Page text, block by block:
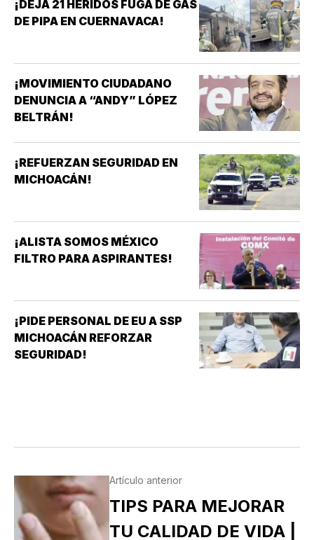
¡DEJA 21 HERIDOS FUGA DE GAS
DE PIPA EN CUERNAVACA!
¡MOVIMIENTO CIUDADANO
DENUNCIA A “ANDY” LÓPEZ
BELTRÁN!
¡REFUERZAN SEGURIDAD EN
MICHOACÁN!
¡ALISTA SOMOS MÉXICO
FILTRO PARA ASPIRANTES!
¡PIDE PERSONAL DE EU A SSP
MICHOACÁN REFORZAR
SEGURIDAD!
Artículo anterior
TIPS PARA MEJORAR
TU CALIDAD DE VIDA |